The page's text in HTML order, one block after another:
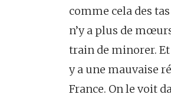
comme cela des
n’y a plus de
train de minorer. Et
y a une mauvaise
France. On le voit